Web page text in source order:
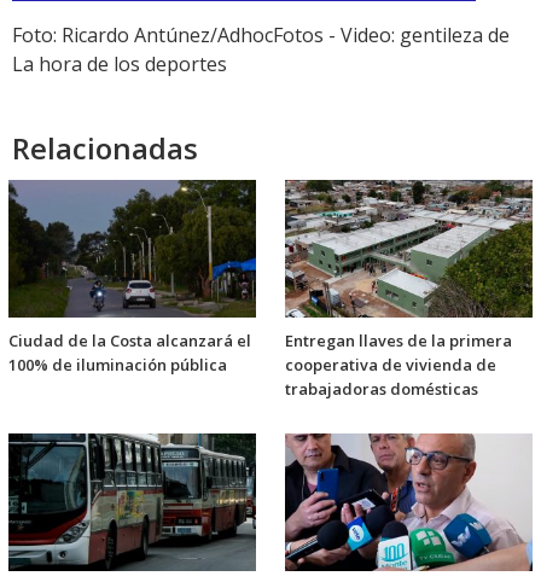
Foto: Ricardo Antúnez/AdhocFotos - Video: gentileza de
La hora de los deportes
Relacionadas
Ciudad de la Costa alcanzará el
100% de iluminación pública
Entregan llaves de la primera
cooperativa de vivienda de
trabajadoras domésticas